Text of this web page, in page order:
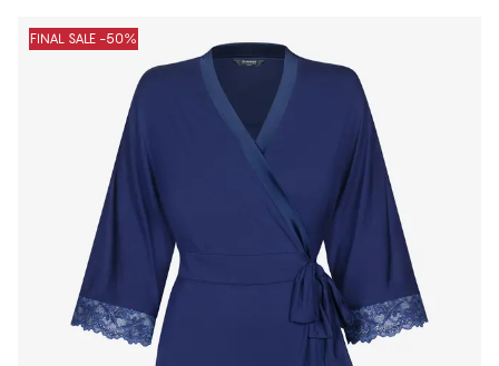
Produkter
FINAL SALE -50%